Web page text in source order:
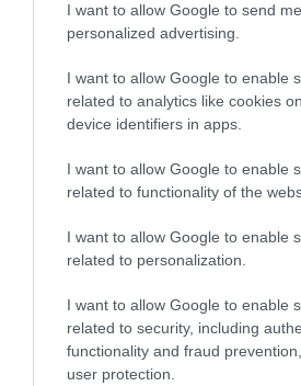
I want to allow Google to send me
personalized advertising.
I want to allow Google to enable
related to analytics like cookies
device identifiers in apps.
I want to allow Google to enable
related to functionality of the
I want to allow Google to enable
related to personalization.
I want to allow Google to enable
related to security, including
functionality and fraud
user protection.
ELŐZŐ CIKK
VOLGAMENTI
KÖVETKEZŐ CIKK
KIKERÜLT BUDAPEST ELSŐ
TESZTÜZEM